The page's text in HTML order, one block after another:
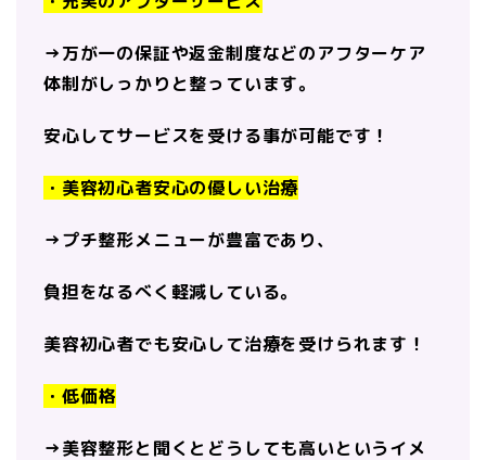
→万が一の保証や返金制度などのアフターケア
体制がしっかりと整っています。
安心してサービスを受ける事が可能です！
・美容初心者安心の優しい治療
→プチ整形メニューが豊富であり、
負担をなるべく軽減している。
美容初心者でも安心して治療を受けられます！
・低価格
→美容整形と聞くとどうしても高いというイメ